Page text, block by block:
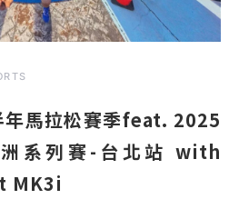
年馬拉松賽季feat. 2025
系列賽-台北站 with
MK3i